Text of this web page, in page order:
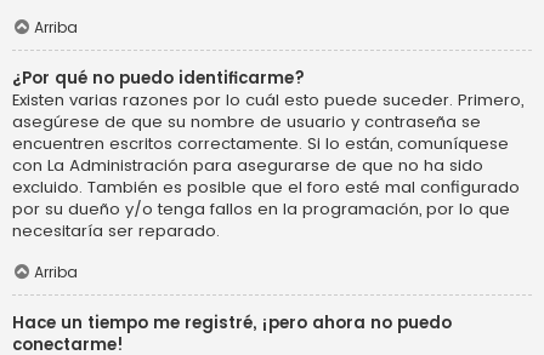
Arriba
¿Por qué no puedo identificarme?
Existen varias razones por lo cuál esto puede suceder. Primero,
asegúrese de que su nombre de usuario y contraseña se
encuentren escritos correctamente. Si lo están, comuníquese
con La Administración para asegurarse de que no ha sido
excluido. También es posible que el foro esté mal configurado
por su dueño y/o tenga fallos en la programación, por lo que
necesitaría ser reparado.
Arriba
Hace un tiempo me registré, ¡pero ahora no puedo
conectarme!